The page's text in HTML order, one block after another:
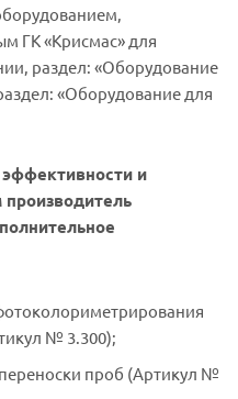
ГК «Крисмас» для
раздел: «Оборудование
«Оборудование для
и
№ 3.300);
проб (Артикул №